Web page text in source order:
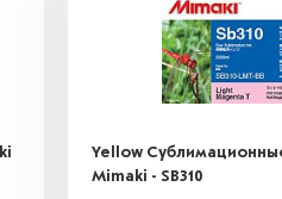
Yellow
Mimaki - SB310